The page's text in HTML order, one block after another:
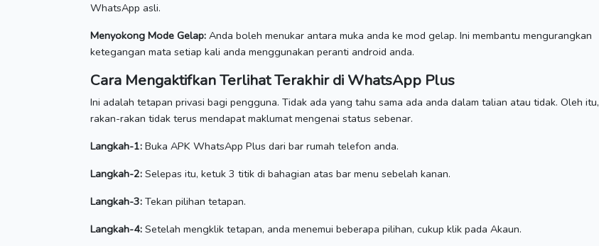
WhatsApp asli.
Menyokong Mode Gelap: Anda boleh menukar antara muka anda ke mod gelap. Ini membantu mengurangkan
ketegangan mata setiap kali anda menggunakan peranti android anda.
Cara Mengaktifkan Terlihat Terakhir di WhatsApp Plus
Ini adalah tetapan privasi bagi pengguna. Tidak ada yang tahu sama ada anda dalam talian atau tidak. Oleh itu,
rakan-rakan tidak terus mendapat maklumat mengenai status sebenar.
Langkah-1: Buka APK WhatsApp Plus dari bar rumah telefon anda.
Langkah-2: Selepas itu, ketuk 3 titik di bahagian atas bar menu sebelah kanan.
Langkah-3: Tekan pilihan tetapan.
Langkah-4: Setelah mengklik tetapan, anda menemui beberapa pilihan, cukup klik pada Akaun.